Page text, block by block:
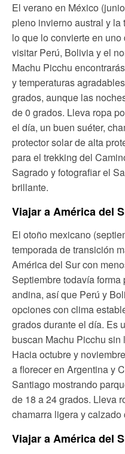
El verano en México
pleno invierno austral y
lo que lo convierte en
visitar Perú, Bolivia y el
Machu Picchu
y temperaturas
grados, aunque las
de 0 grados. Lleva ropa
el día, un buen suéter,
protector solar de alta
para el trekking del
Sagrado y fotografiar el
brillante.
Viajar a América del
El otoño mexicano
temporada de transición
América del Sur con
Septiembre todavía
andina, así que Perú y
opciones con clima
grados durante el día. Es
buscan Machu Picchu
Hacia octubre y
a florecer en Argentina y
Santiago mostrando
de 18 a 24 grados. Lleva
chamarra ligera y calzado
Viajar a América del